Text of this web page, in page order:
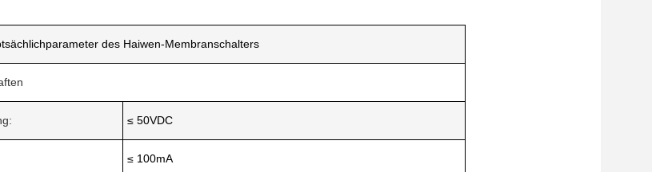
des Haiwen-Membranschalters
≤ 50VDC
≤ 100mA